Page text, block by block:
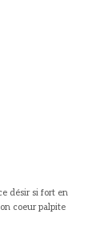
désir si fort en
coeur palpite